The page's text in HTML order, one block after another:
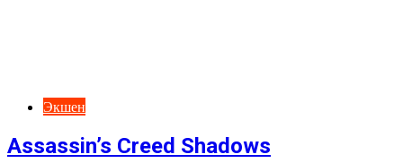
Экшен
Assassin’s Creed Shadows